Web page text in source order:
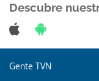
Descubre
Gente TVN